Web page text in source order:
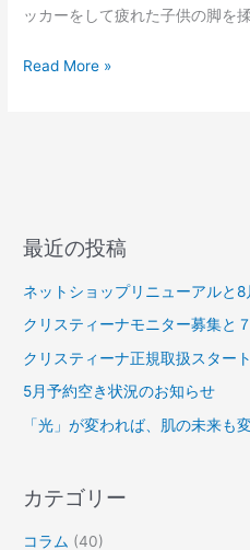
ッカーをして疲れた子供の脚を
Read More »
最近の投稿
ネットショップリニューアルと
クリスティーナモニター募集と
クリスティーナ正規取扱スター
5月予約空き状況のお知らせ
「光」が変われば、肌の未来も変
カテゴリー
コラム (40)